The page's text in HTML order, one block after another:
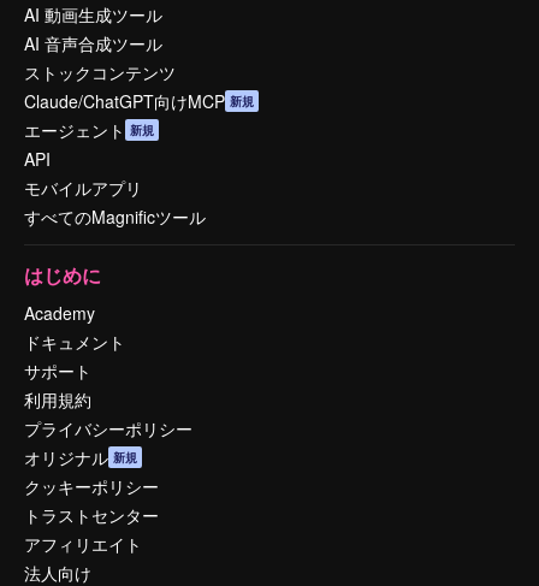
AI 動画生成ツール
AI 音声合成ツール
ストックコンテンツ
Claude/ChatGPT向けMCP 新規
エージェント 新規
API
モバイルアプリ
すべてのMagnificツール
はじめに
Academy
ドキュメント
サポート
利用規約
プライバシーポリシー
オリジナル 新規
クッキーポリシー
トラストセンター
アフィリエイト
法人向け